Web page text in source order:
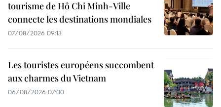
tourisme de Hô Chi Minh-Ville
connecte les destinations mondiales
07/08/2026 09:13
Les touristes européens succombent
aux charmes du Vietnam
06/08/2026 07:00